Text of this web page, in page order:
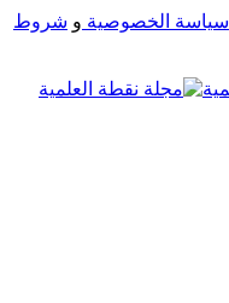
سياسة الخصوصية و شروط